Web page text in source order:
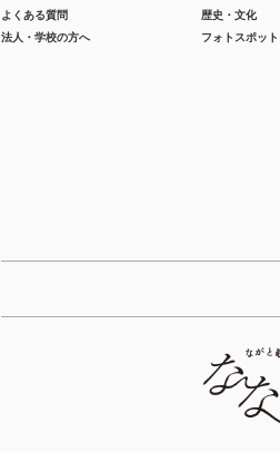
よくある質問
法人・学校の方へ
歴史・文化
フォトスポット